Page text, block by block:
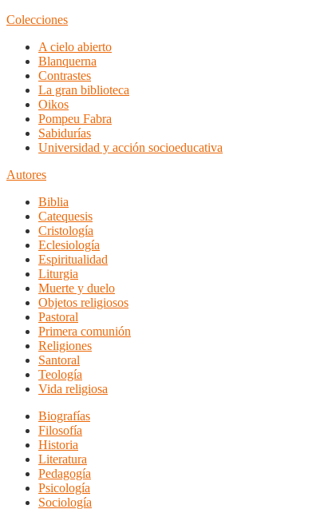
Colecciones
A cielo abierto
Blanquerna
Contrastes
La gran biblioteca
Oikos
Pompeu Fabra
Sabidurías
Universidad y acción socioeducativa
Autores
Biblia
Catequesis
Cristología
Eclesiología
Espiritualidad
Liturgia
Muerte y duelo
Objetos religiosos
Pastoral
Primera comunión
Religiones
Santoral
Teología
Vida religiosa
Biografías
Filosofía
Historia
Literatura
Pedagogía
Psicología
Sociología